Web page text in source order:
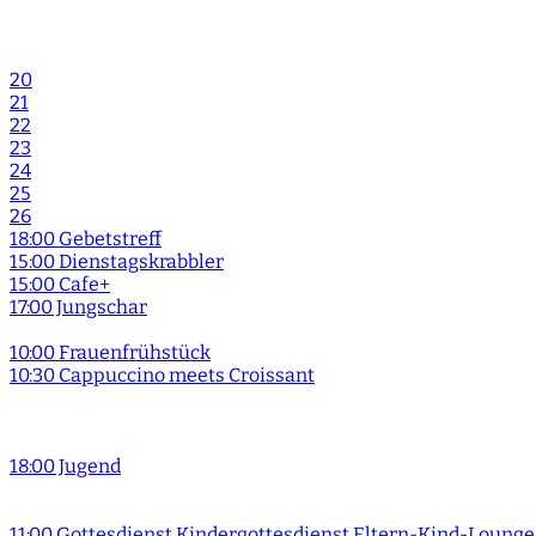
20
21
22
23
24
25
26
18:00 Gebetstreff
15:00 Dienstagskrabbler
15:00 Cafe+
17:00 Jungschar
10:00 Frauenfrühstück
10:30 Cappuccino meets Croissant
18:00 Jugend